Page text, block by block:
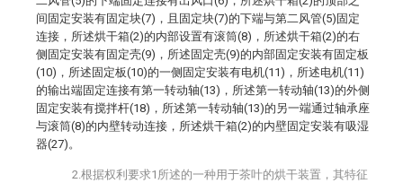
间固定安装有固定块(7)，且固定块(7)的下端与第二风管(5)固定
连接，所述烘干箱(2)的内部设置有滚筒(8)，所述烘干箱(2)的右
侧固定安装有固定壳(9)，所述固定壳(9)的内部固定安装有固定板
(10)，所述固定板(10)的一侧固定安装有电机(11)，所述电机(11)
的输出端固定连接有第一转动轴(13)，所述第一转动轴(13)的外侧
固定安装有搅拌杆(18)，所述第一转动轴(13)的另一端通过轴承座
与滚筒(8)的内壁转动连接，所述烘干箱(2)的内壁固定安装有吸湿
器(27)。
2.根据权利要求1所述的一种用于茶叶的烘干装置，其特征